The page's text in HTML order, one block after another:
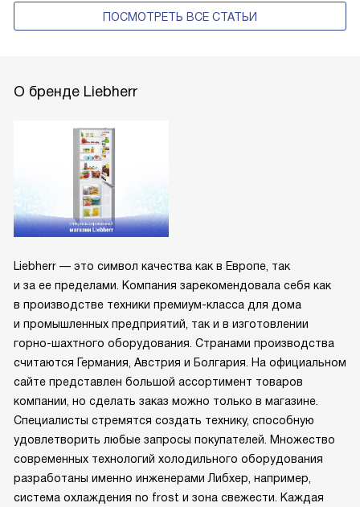
ПОСМОТРЕТЬ ВСЕ СТАТЬИ
О бренде Liebherr
Liebherr — это символ качества как в Европе, так
и за ее пределами. Компания зарекомендовала себя как
в производстве техники премиум-класса для дома
и промышленных предприятий, так и в изготовлении
горно-шахтного оборудования. Странами производства
считаются Германия, Австрия и Болгария. На официальном
сайте представлен большой ассортимент товаров
компании, но сделать заказ можно только в магазине.
Специалисты стремятся создать технику, способную
удовлетворить любые запросы покупателей. Множество
современных технологий холодильного оборудования
разработаны именно инженерами Либхер, например,
система охлаждения no frost и зона свежести. Каждая